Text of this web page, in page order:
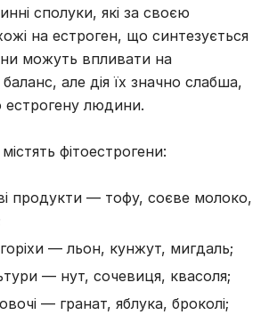
сполуки, які за своєю
на естроген, що синтезується
можуть впливати на
але дія їх значно слабша,
естрогену людини.
фітоестрогени:
продукти — тофу, соєве молоко,
горіхи — льон, кунжут, мигдаль;
— нут, сочевиця, квасоля;
— гранат, яблука, броколі;